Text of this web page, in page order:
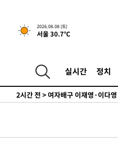
2026.08.08 (토)
서울 30.7℃
실시간 정치
18분 전 >[속보]이 대통령, '호우피
19분 전 >[단독]중수청 지원 검사들
1시간 전 >SK하이닉스, 용인·청
여자배구 이재영·이다영
2시간 전 >외국인 심판 성 접대 7
2시간 전 >[속보]원·달러 환율,